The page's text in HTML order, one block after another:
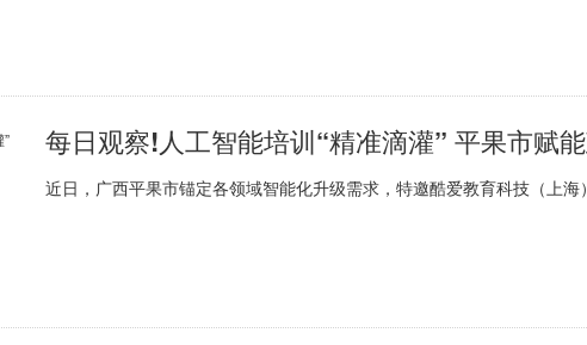
近日，广西平果市锚定各领域智能化升级需求，特邀酷爱教育科技（上海）